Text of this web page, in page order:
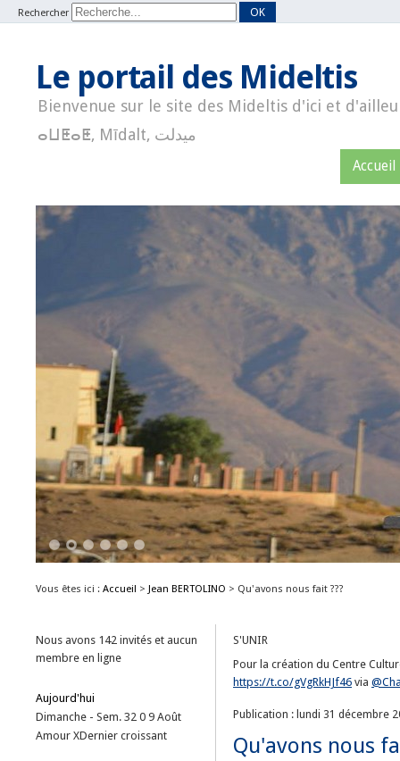
Rechercher OK
Le portail des Mideltis
Bienvenue sur le site des Mideltis d'ici et
ⴰⵡⵟⴰⵟ, Mīdalt, ميدلت
Accueil
1 2 3 4 5 6
Vous êtes ici : Accueil > Jean BERTOLINO > Qu'avons nous fait ???
Nous avons 142 invités et aucun
membre en ligne
Aujourd'hui
Dimanche - Sem. 32 0 9 Août
Amour XDernier croissant
S'UNIR
Pour la création du Centre
https://t.co/gVgRkHJf46 via
Publication : lundi 31 décembre
Qu'avons nous